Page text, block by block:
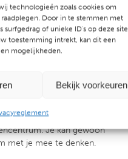
technologieën zoals cookies om
Door in te stemmen met
of unieke ID's op deze site
toestemming intrekt, kan dit een
mogelijkheden.
Bekijk voorkeuren
is dat! Samen verzorgen
We proberen onze lunch
en toe wordt er ook wel
in Alkmaar bakken
lekkers op woensdag.
van alles en nog wat. Er
elkaar te sparren over
Die laagdrempeligheid
Je kan gewoon
met je mee te denken.